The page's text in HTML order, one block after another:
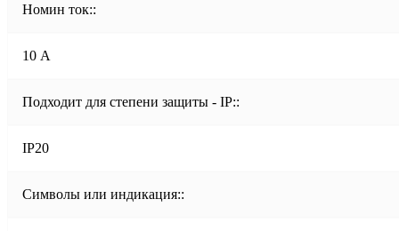
Номин ток::
10 А
Подходит для степени защиты - IP::
IP20
Символы или индикация::